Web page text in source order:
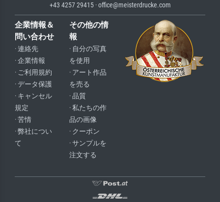
+43 4257 29415 · office@meisterdrucke.com
企業情報＆
問い合わせ
· 連絡先
· 企業情報
· ご利用規約
· データ保護
· キャンセル
規定
· 苦情
· 弊社につい
て
その他の情
報
· 自分の写真
を使用
· アート作品
を売る
· 品質
· 私たちの作
品の画像
· クーポン
· サンプルを
注文する